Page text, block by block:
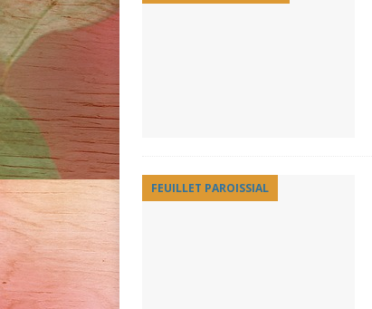
FEUILLET PAROISSIAL